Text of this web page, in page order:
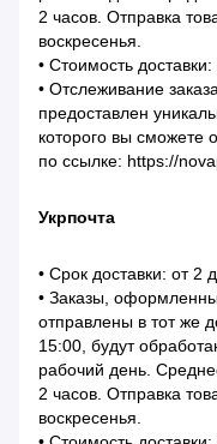
2 часов. Отправка
воскресенья.
• Стоимость доставки:
• Отслеживание
предоставлен
которого вы сможете
по ссылке: https://
Укрпочта
• Срок доставки: от 2
• Заказы,
отправлены в тот же
15:00, будут
рабочий день.
2 часов. Отправка
воскресенья.